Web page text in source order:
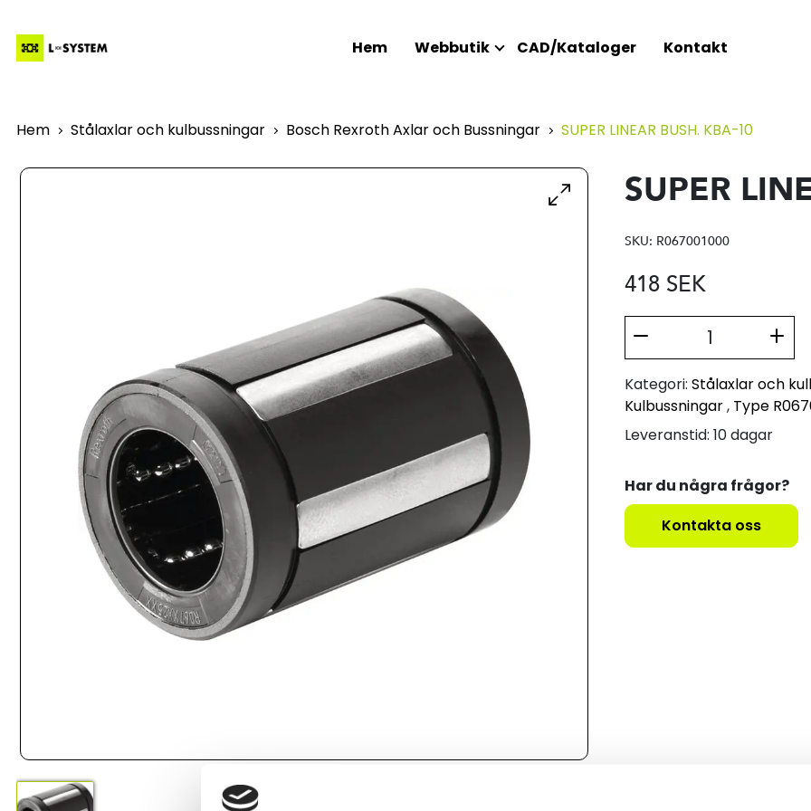
Hem Webbutik CAD/Kataloger Kontakt
Hem Stålaxlar och kulbussningar Bosch Rexroth Axlar och Bussningar SUPER LINEAR BUSH. KBA-10
SUPER
SKU: R067001000
418 SEK
Kategori: Stålaxlar och
Kulbussningar, Type
Leveranstid: 10 dagar
Har du några frågor?
Kontakta oss